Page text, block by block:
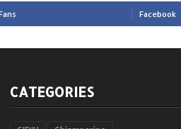
Facebook
CATEGORIES